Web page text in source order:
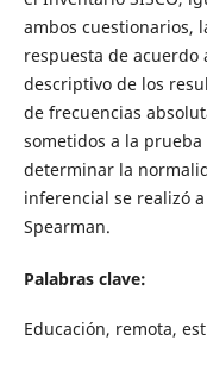
ambos cuestionarios,
respuesta de acuerdo
descriptivo de los
de frecuencias
sometidos a la
determinar la
inferencial se realizó
Spearman.
Palabras clave:
Educación, remota,